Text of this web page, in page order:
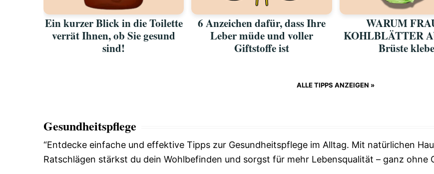
Ein kurzer Blick in die Toilette
verrät Ihnen, ob Sie gesund
sind!
6 Anzeichen dafür, dass Ihre
Leber müde und voller
Giftstoffe ist
WARUM
KOHLBLÄTTER
Brüste
ALLE TIPPS ANZEIGEN »
Gesundheitspflege
“Entdecke einfache und effektive Tipps zur Gesundheitspflege im Alltag. Mit natürlichen
Ratschlägen stärkst du dein Wohlbefinden und sorgst für mehr Lebensqualität – ganz ohne